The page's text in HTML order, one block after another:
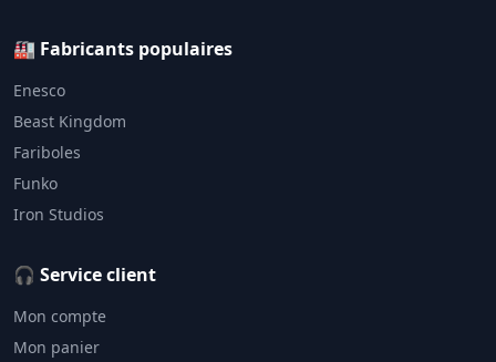
🏭 Fabricants populaires
Enesco
Beast Kingdom
Fariboles
Funko
Iron Studios
🎧 Service client
Mon compte
Mon panier